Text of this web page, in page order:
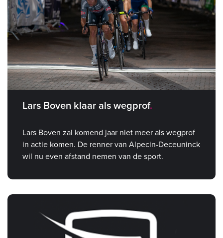
Lars Boven klaar als wegprof
Lars Boven zal komend jaar niet meer als wegprof
in actie komen. De renner van Alpecin-Deceuninck
wil nu even afstand nemen van de sport.